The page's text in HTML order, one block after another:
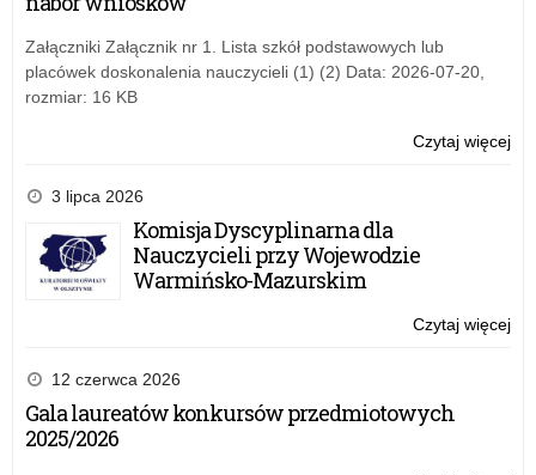
Załączniki Załącznik nr 1. Lista szkół podstawowych lub
placówek doskonalenia nauczycieli (1) (2) Data: 2026-07-20,
rozmiar: 16 KB
Czytaj więcej
3 lipca 2026
Komisja Dyscyplinarna dla
Nauczycieli przy Wojewodzie
Warmińsko-Mazurskim
Czytaj więcej
12 czerwca 2026
Gala laureatów konkursów przedmiotowych
2025/2026